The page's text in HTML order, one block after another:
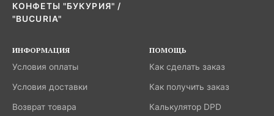
КОНФЕТЫ "БУКУРИЯ" /
"BUCURIA"
ИНФОРМАЦИЯ
Условия оплаты
Условия доставки
Возврат товара
ПОМОЩЬ
Как сделать заказ
Как получить заказ
Калькулятор DPD